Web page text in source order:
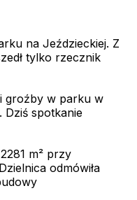
na Jeździeckiej. Z
tylko rzecznik
groźby w parku w
Dziś spotkanie
m² przy
odmówiła